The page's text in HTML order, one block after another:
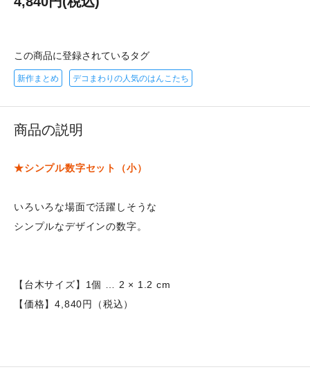
この商品に登録されているタグ
新作まとめ デコまわりの人気のはんこたち
商品の説明
★シンプル数字セット（小）
いろいろな場面で活躍しそうな
シンプルなデザインの数字。
【台木サイズ】1個 … 2 × 1.2 cm
【価格】4,840円（税込）